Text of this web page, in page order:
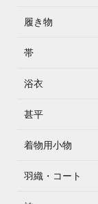
履き物
帯
浴衣
甚平
着物用小物
羽織・コート